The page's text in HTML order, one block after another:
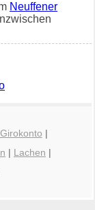
Neuffener
Girokonto |
| Lachen |